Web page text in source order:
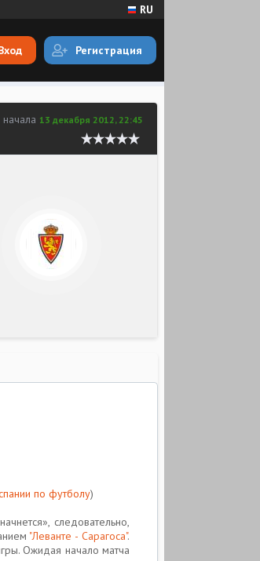
RU
Регистрация
13 декабря 2012, 22:45
по футболу)
следовательно,
"Леванте - Сарагоса".
Ожидая начало матча